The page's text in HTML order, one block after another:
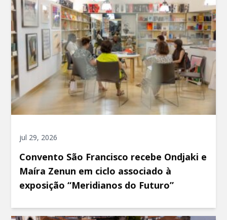
jul 29, 2026
Convento São Francisco recebe Ondjaki e
Maíra Zenun em ciclo associado à
exposição “Meridianos do Futuro”